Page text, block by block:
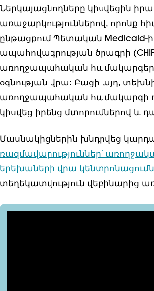
Ներկայացնողները կիսվեցին
առաջարկություններով, որոնք
ընթացքում Պետական Medicaid-
ապահովագրության ծրագրի
առողջապահական
օգնության վրա: Բացի այդ,
առողջապահական համակարգի
կիսվեց իրենց մտորումներով և
Մասնակիցներին խնդրվեց
ռազմավարություններ՝
երեխաների վրա
տեղեկատվություն վեբինարից